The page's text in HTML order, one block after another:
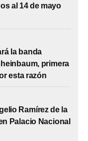
al 14 de mayo
la banda
primera
esta razón
Ramírez de la
Palacio Nacional